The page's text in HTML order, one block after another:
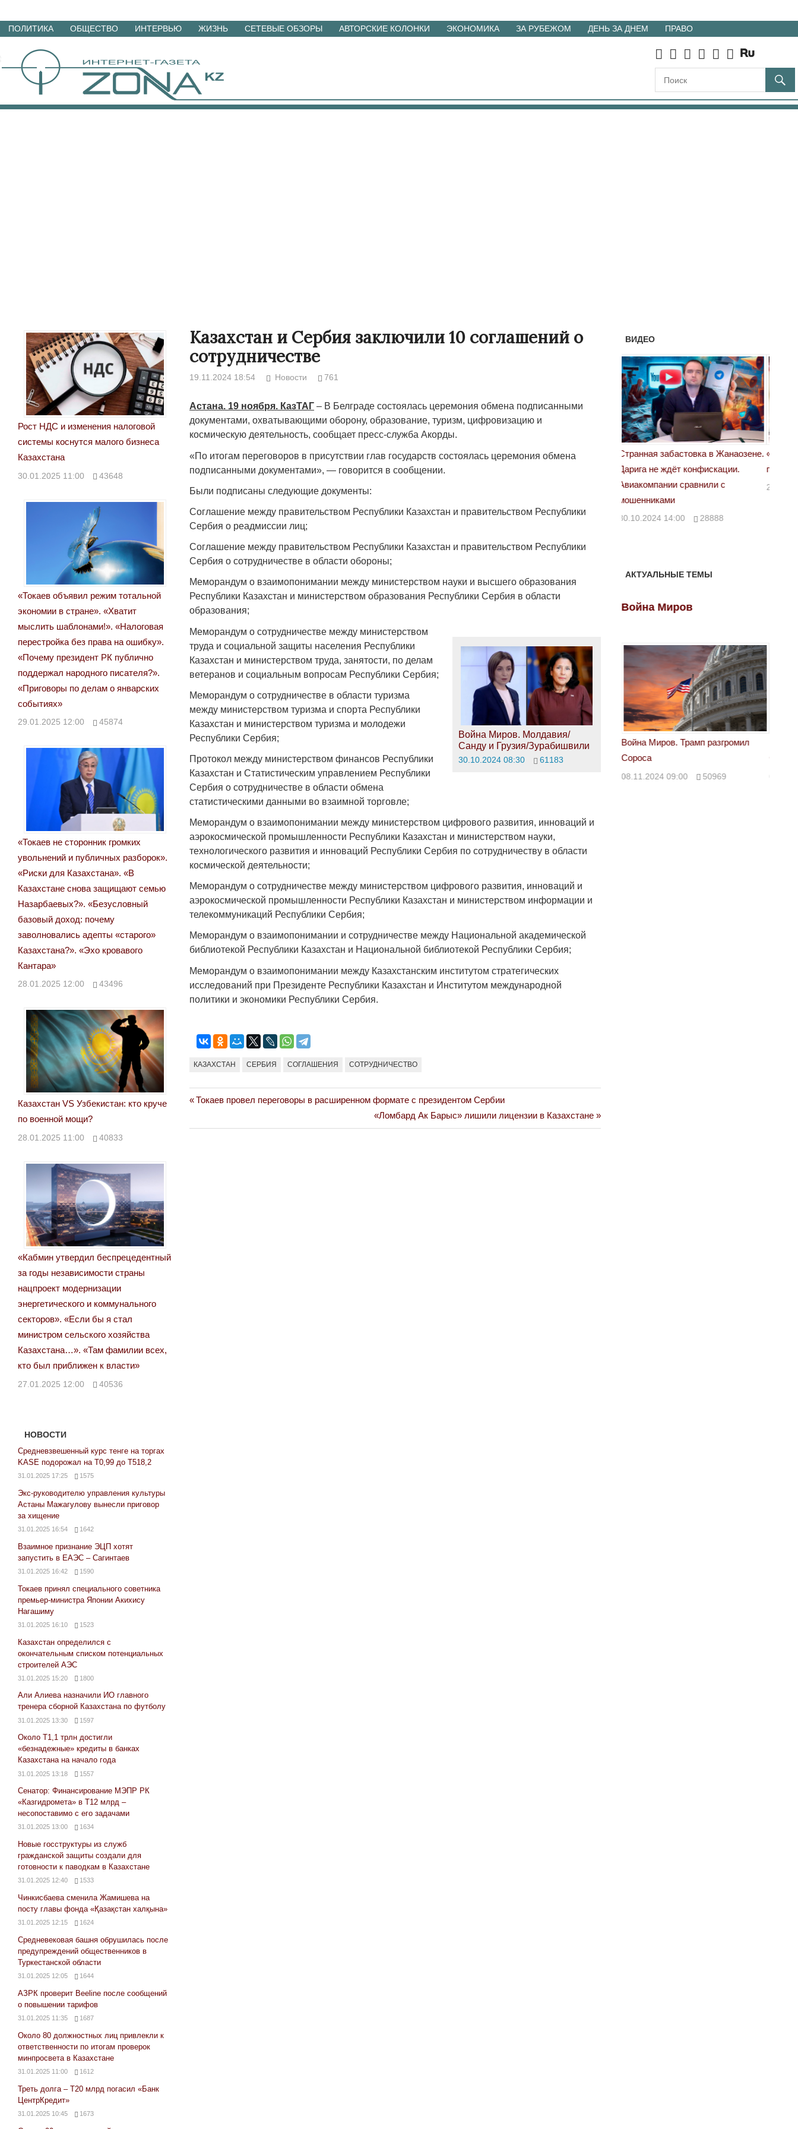
Перейти
материалам
ПОЛИТИКА ОБЩЕСТВО ИНТЕРВЬЮ ЖИЗНЬ СЕТЕВЫЕ ОБЗОРЫ АВТОРСКИЕ КОЛОНКИ ЭКОНОМИКА ЗА РУБЕЖОМ ДЕНЬ ЗА ДНЕМ ПРАВО
Казахстан и Сербия заключили 10 соглашений о
сотрудничестве
19.11.2024 18:54 Новости 761
Астана. 19 ноября. КазТАГ – В Белграде состоялась церемония обмена подписанными
документами, охватывающими оборону, образование, туризм, цифровизацию и
космическую деятельность, сообщает пресс-служба Акорды.
«По итогам переговоров в присутствии глав государств состоялась церемония обмена
подписанными документами», — говорится в сообщении.
Были подписаны следующие документы:
Соглашение между правительством Республики Казахстан и правительством Республики
Сербия о реадмиссии лиц;
Соглашение между правительством Республики Казахстан и правительством Республики
Сербия о сотрудничестве в области обороны;
Меморандум о взаимопонимании между министерством науки и высшего образования
Республики Казахстан и министерством образования Республики Сербия в области
образования;
Война Миров. Молдавия/
Санду и Грузия/Зурабишвили
30.10.2024 08:30 61183
Меморандум о сотрудничестве между министерством
труда и социальной защиты населения Республики
Казахстан и министерством труда, занятости, по делам
ветеранов и социальным вопросам Республики Сербия;
Меморандум о сотрудничестве в области туризма
между министерством туризма и спорта Республики
Казахстан и министерством туризма и молодежи
Республики Сербия;
Протокол между министерством финансов Республики
Казахстан и Статистическим управлением Республики
Сербия о сотрудничестве в области обмена
статистическими данными во взаимной торговле;
Меморандум о взаимопонимании между министерством цифрового развития, инноваций и
аэрокосмической промышленности Республики Казахстан и министерством науки,
технологического развития и инноваций Республики Сербия по сотрудничеству в области
космической деятельности;
Меморандум о сотрудничестве между министерством цифрового развития, инноваций и
аэрокосмической промышленности Республики Казахстан и министерством информации и
телекоммуникаций Республики Сербия;
Меморандум о взаимопонимании и сотрудничестве между Национальной академической
библиотекой Республики Казахстан и Национальной библиотекой Республики Сербия;
Меморандум о взаимопонимании между Казахстанским институтом стратегических
исследований при Президенте Республики Казахстан и Институтом международной
политики и экономики Республики Сербия.
КАЗАХСТАН СЕРБИЯ СОГЛАШЕНИЯ СОТРУДНИЧЕСТВО
Навигация
по
Previous
Токаев провел переговоры в расширенном формате с президентом Сербии
Next
Post:
«Ломбард Ак Барыс» лишили лицензии в Казахстане
Рост НДС и изменения налоговой
системы коснутся малого бизнеса
Казахстана
30.01.2025 11:00 43648
«Токаев объявил режим тотальной
экономии в стране». «Хватит
мыслить шаблонами!». «Налоговая
перестройка без права на ошибку».
«Почему президент РК публично
поддержал народного писателя?».
«Приговоры по делам о январских
событиях»
29.01.2025 12:00 45874
«Токаев не сторонник громких
увольнений и публичных разборок».
«Риски для Казахстана». «В
Казахстане снова защищают семью
Назарбаевых?». «Безусловный
базовый доход: почему
заволновались адепты «старого»
Казахстана?». «Эхо кровавого
Кантара»
28.01.2025 12:00 43496
Казахстан VS Узбекистан: кто круче
по военной мощи?
28.01.2025 11:00 40833
«Кабмин утвердил беспрецедентный
за годы независимости страны
нацпроект модернизации
энергетического и коммунального
секторов». «Если бы я стал
министром сельского хозяйства
Казахстана…». «Там фамилии всех,
кто был приближен к власти»
27.01.2025 12:00 40536
НОВОСТИ
Средневзвешенный курс тенге на торгах
KASE подорожал на Т0,99 до Т518,2
31.01.2025 17:25 1575
Экс-руководителю управления культуры
Астаны Мажагулову вынесли приговор
за хищение
31.01.2025 16:54 1642
Взаимное признание ЭЦП хотят
запустить в ЕАЭС – Сагинтаев
31.01.2025 16:42 1590
Токаев принял специального советника
премьер-министра Японии Акихису
Нагашиму
31.01.2025 16:10 1523
Казахстан определился с
окончательным списком потенциальных
строителей АЭС
31.01.2025 15:20 1800
Али Алиева назначили ИО главного
тренера сборной Казахстана по футболу
31.01.2025 13:30 1597
Около Т1,1 трлн достигли
«безнадежные» кредиты в банках
Казахстана на начало года
31.01.2025 13:18 1557
Сенатор: Финансирование МЭПР РК
«Казгидромета» в Т12 млрд –
несопоставимо с его задачами
31.01.2025 13:00 1634
Новые госструктуры из служб
гражданской защиты создали для
готовности к паводкам в Казахстане
31.01.2025 12:40 1533
Чинкисбаева сменила Жамишева на
посту главы фонда «Қазақстан халқына»
31.01.2025 12:15 1624
Средневековая башня обрушилась после
предупреждений общественников в
Туркестанской области
31.01.2025 12:05 1644
АЗРК проверит Beeline после сообщений
о повышении тарифов
31.01.2025 11:35 1687
Около 80 должностных лиц привлекли к
ответственности по итогам проверок
минпросвета в Казахстане
31.01.2025 11:00 1612
Треть долга – Т20 млрд погасил «Банк
ЦентрКредит»
31.01.2025 10:45 1673
ВИДЕО
Народ выбрал свет
17.10.2024 17:00 29972
Странная забастовка в Жанаозене.
30.10.2024 14:00 28888
«Новый Казахстан не говорит всей
правды»
29.10.2024 09:00 39623
АКТУАЛЬНЫЕ ТЕМЫ
Война Миров. Трамп разгромил
Сороса
Война Миров
Война Миров. Трамп разгромил
Сороса
08.11.2024 09:00 50969